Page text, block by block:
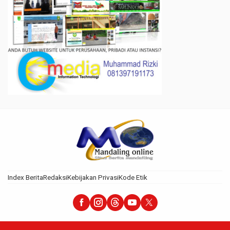
Index BeritaRedaksiKebijakan PrivasiKode Etik